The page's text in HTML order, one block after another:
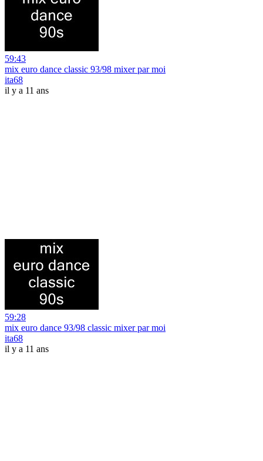
59:43
mix euro dance classic 93/98 mixer par moi
ita68
il y a 11 ans
59:28
mix euro dance 93/98 classic mixer par moi
ita68
il y a 11 ans